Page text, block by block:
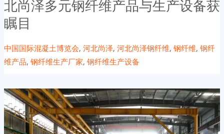
北尚泽多元钢纤维产品与生产设备获
瞩目
中国国际混凝土博览会, 河北尚泽, 河北尚泽钢纤维, 钢纤维, 钢纤
维产品, 钢纤维生产厂家, 钢纤维生产设备